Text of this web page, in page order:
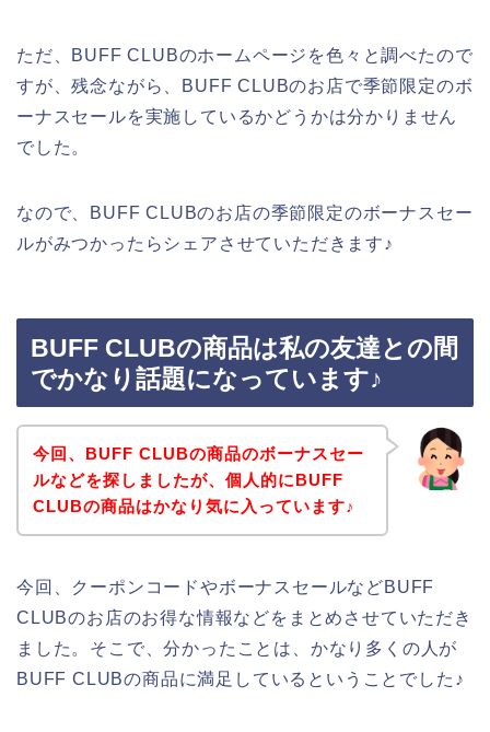
ただ、BUFF CLUBのホームページを色々と調べたので
すが、残念ながら、BUFF CLUBのお店で季節限定のボ
ーナスセールを実施しているかどうかは分かりません
でした。
なので、BUFF CLUBのお店の季節限定のボーナスセー
ルがみつかったらシェアさせていただきます♪
BUFF CLUBの商品は私の友達との間
でかなり話題になっています♪
今回、BUFF CLUBの商品のボーナスセー
ルなどを探しましたが、個人的にBUFF
CLUBの商品はかなり気に入っています♪
今回、クーポンコードやボーナスセールなどBUFF
CLUBのお店のお得な情報などをまとめさせていただき
ました。そこで、分かったことは、かなり多くの人が
BUFF CLUBの商品に満足しているということでした♪